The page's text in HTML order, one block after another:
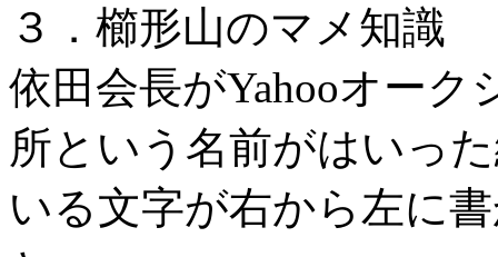
３．櫛形山のマメ知識
依田会長がYahooオー
所という名前がはいっ
いる文字が右から左に